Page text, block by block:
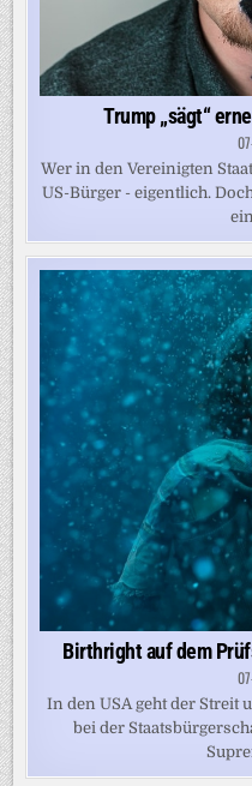
Trump „sägt“
Wer in den Vereinigten
US-Bürger - eigentlich.
Birthright auf dem
In den USA geht der Streit
bei der